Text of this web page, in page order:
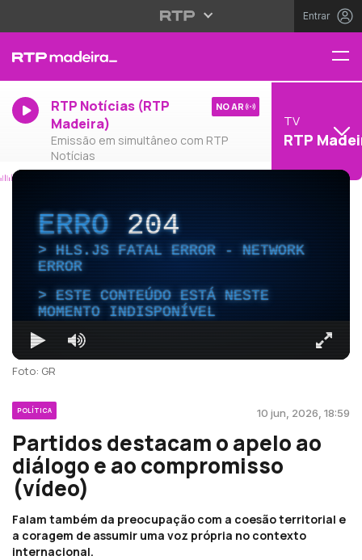
Entrar
RTP Notícias (RTP
Madeira)
Emissão em simultâneo com RTP
Notícias
NO AR
TV
RTP
ERRO204
HLS.JS FATAL ERROR - NETWORK
ERROR
ESTE CONTEÚDO ESTÁ NESTE
MOMENTO INDISPONÍVEL
Foto: GR
POLÍTICA 10 jun, 2026, 18:59
Partidos destacam o apelo ao
diálogo e ao compromisso
(vídeo)
Falam também da preocupação com a coesão territorial e
a coragem de assumir uma voz própria no contexto
internacional.